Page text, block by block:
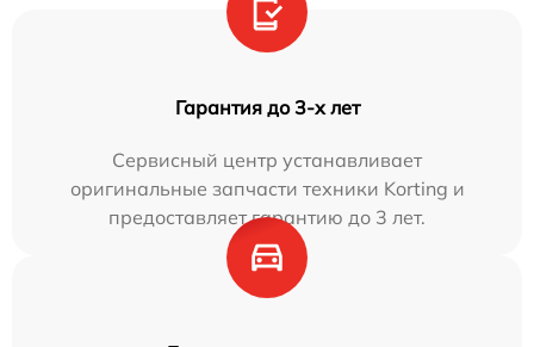
Гарантия до 3-х лет
Сервисный центр устанавливает
оригинальные запчасти техники Korting и
предоставляет гарантию до 3 лет.